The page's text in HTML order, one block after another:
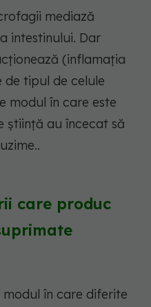
mediază
intestinului. Dar
(inflamația
de tipul de celule
modul în care este
știință au încecat să
care produc
în care diferite